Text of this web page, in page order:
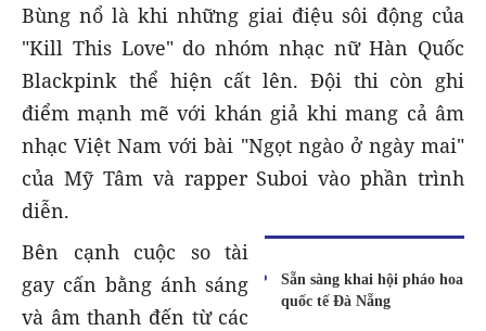
Bùng nổ là khi những giai điệu sôi động của
"Kill This Love" do nhóm nhạc nữ Hàn Quốc
Blackpink thể hiện cất lên. Đội thi còn ghi
điểm mạnh mẽ với khán giả khi mang cả âm
nhạc Việt Nam với bài "Ngọt ngào ở ngày mai"
của Mỹ Tâm và rapper Suboi vào phần trình
diễn.
Sẵn sàng khai hội pháo hoa
quốc tế Đà Nẵng
Bên cạnh cuộc so tài
gay cấn bằng ánh sáng
và âm thanh đến từ các